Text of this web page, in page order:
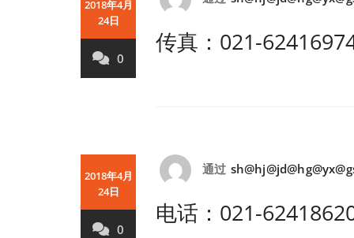
2018年4月
24日
0
传真：021-
2018年4月
24日
0
通过
电话：021-